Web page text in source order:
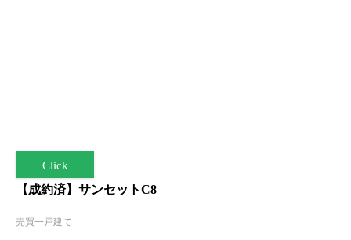
Click
【成約済】サンセットC8
売買一戸建て